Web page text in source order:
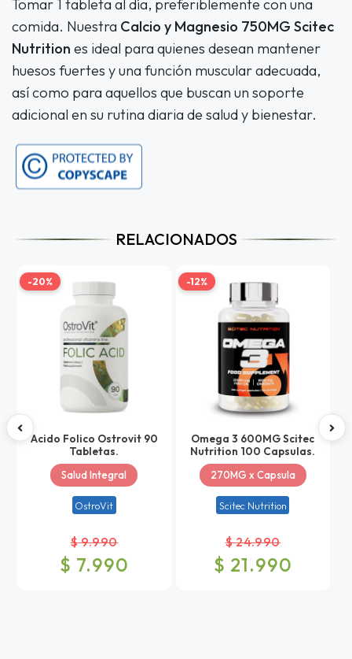
Tomar 1 tableta al día, preferiblemente con una
comida. Nuestra Calcio y Magnesio 750MG Scitec
Nutrition es ideal para quienes desean mantener
huesos fuertes y una función muscular adecuada,
así como para aquellos que buscan un soporte
adicional en su rutina diaria de salud y bienestar.
RELACIONADOS
-20%
Acido Folico Ostrovit 90
Tabletas.
Salud Integral
OstroVit
$ 9.990
$ 7.990
-12%
Omega 3 600MG Scitec
Nutrition 100 Capsulas.
270MG x Capsula
Scitec Nutrition
$ 24.990
$ 21.990